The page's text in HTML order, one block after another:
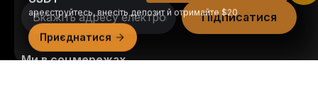
Підписатися
Ми в соцмережах
Приєднатися